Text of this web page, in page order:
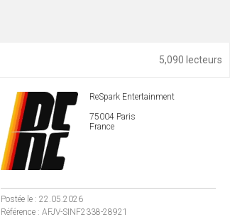
5,090 lecteurs
ReSpark Entertainment
75004 Paris
France
Postée le : 22.05.2026
Référence : AFJV-SINF2338-28921